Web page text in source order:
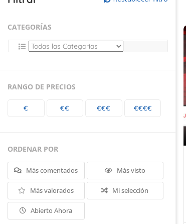
CATEGORÍAS
RANGO DE PRECIOS
€ €€ €€€ €€€€
ORDENAR POR
Más comentados Más visto
Más valorados Mi selección
Abierto Ahora